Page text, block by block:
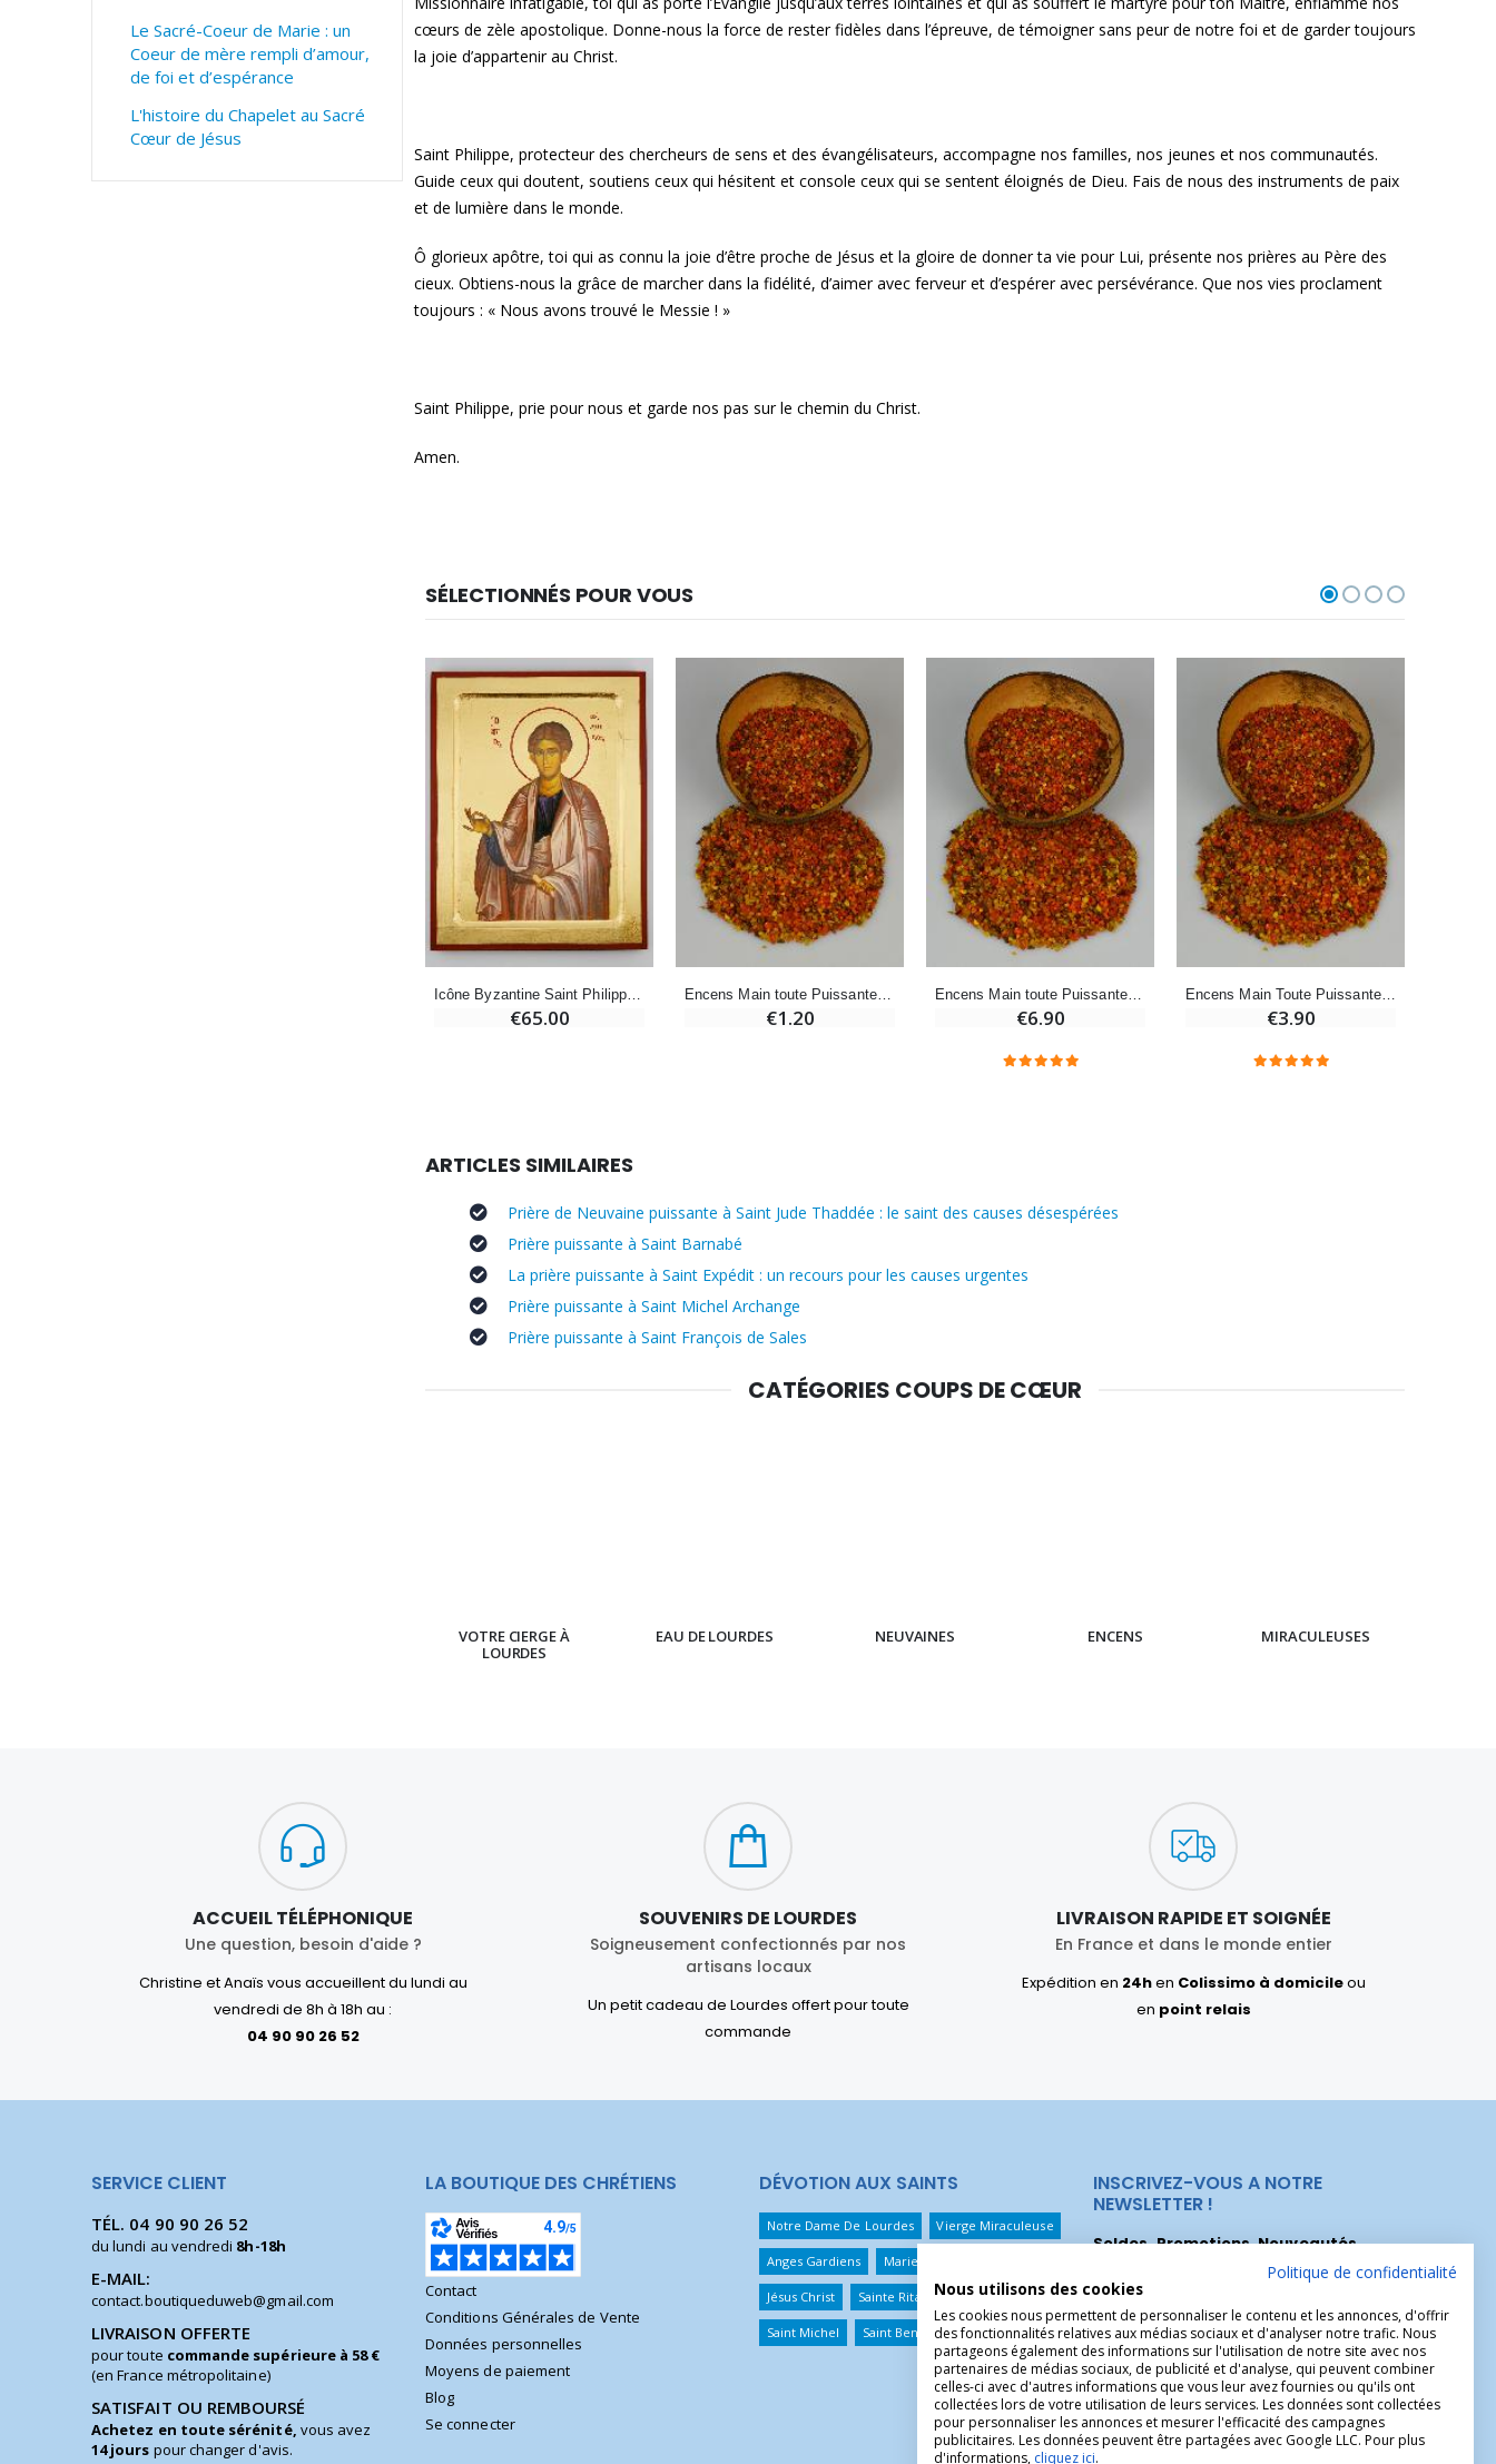
cœurs de zèle apostolique. Donne-nous la force de rester fidèles dans l’épreuve, de témoigner sans peur de notre foi et de garder toujours
la joie d’appartenir au Christ.
Saint Philippe, protecteur des chercheurs de sens et des évangélisateurs, accompagne nos familles, nos jeunes et nos communautés.
Guide ceux qui doutent, soutiens ceux qui hésitent et console ceux qui se sentent éloignés de Dieu. Fais de nous des instruments de paix
et de lumière dans le monde.
Ô glorieux apôtre, toi qui as connu la joie d’être proche de Jésus et la gloire de donner ta vie pour Lui, présente nos prières au Père des
cieux. Obtiens-nous la grâce de marcher dans la fidélité, d’aimer avec ferveur et d’espérer avec persévérance. Que nos vies proclament
toujours : « Nous avons trouvé le Messie ! »
Saint Philippe, prie pour nous et garde nos pas sur le chemin du Christ.
Amen.
SÉLECTIONNÉS POUR VOUS
Icône Byzantine Saint Philippe - 22 cm
€65.00
Encens Main toute Puissante 10 gr
€1.20
Encens Main toute Puissante 100 gr
€6.90
Encens Main Toute Puissante 50 gr
€3.90
ARTICLES SIMILAIRES
Prière de Neuvaine puissante à Saint Jude Thaddée : le saint des causes désespérées
Prière puissante à Saint Barnabé
La prière puissante à Saint Expédit : un recours pour les causes urgentes
Prière puissante à Saint Michel Archange
Prière puissante à Saint François de Sales
CATÉGORIES COUPS DE CŒUR
VOTRE CIERGE À
LOURDES
EAU DE LOURDES NEUVAINES ENCENS MIRACULEUSES
Le Sacré-Coeur de Marie : un
Coeur de mère rempli d’amour,
de foi et d’espérance
L'histoire du Chapelet au Sacré
Cœur de Jésus
ACCUEIL TÉLÉPHONIQUE
Une question, besoin d'aide ?
Christine et Anaïs vous accueillent du lundi au
vendredi de 8h à 18h au :
04 90 90 26 52
SOUVENIRS DE LOURDES
Soigneusement confectionnés par nos
artisans locaux
Un petit cadeau de Lourdes offert pour toute
commande
LIVRAISON RAPIDE ET SOIGNÉE
En France et dans le monde entier
Expédition en 24hen Colissimo à domicileou
en point relais
SERVICE CLIENT
TÉL. 04 90 90 26 52
du lundi au vendredi 8h-18h
E-MAIL:
contact.boutiqueduweb@gmail.com
LIVRAISON OFFERTE
pour toute commande supérieure à 58 €
(en France métropolitaine)
SATISFAIT OU REMBOURSÉ
Achetez en toute sérénité, vous avez
14 jours pour changer d'avis.
LA BOUTIQUE DES CHRÉTIENS
Contact
Conditions Générales de Vente
Données personnelles
Moyens de paiement
Blog
Se connecter
DÉVOTION AUX SAINTS
Notre Dame De Lourdes Vierge Miraculeuse
Anges Gardiens Marie Qui Défait Les Noeuds
Jésus Christ Sainte Rita Sainte Thérèse
Saint Michel Saint Benoît Saint Christophe
INSCRIVEZ-VOUS A NOTRE
NEWSLETTER !
Soldes, Promotions, Nouveautés...
Inscrivez-vous maintenant pour recevoir
nos meilleures offres.
Politique de confidentialité
Nous utilisons des cookies
Les cookies nous permettent de personnaliser le contenu et les annonces, d'offrir
des fonctionnalités relatives aux médias sociaux et d'analyser notre trafic. Nous
partageons également des informations sur l'utilisation de notre site avec nos
partenaires de médias sociaux, de publicité et d'analyse, qui peuvent combiner
celles-ci avec d'autres informations que vous leur avez fournies ou qu'ils ont
collectées lors de votre utilisation de leurs services. Les données sont collectées
pour personnaliser les annonces et mesurer l'efficacité des campagnes
publicitaires. Les données peuvent être partagées avec Google LLC. Pour plus
d'informations, cliquez ici.